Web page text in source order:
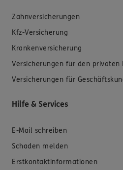
Zahnversicherungen
Kfz-Versicherung
Krankenversicherung
Versicherungen für den privaten
Versicherungen für
Hilfe & Services
E-Mail schreiben
Schaden melden
Erstkontaktinformationen